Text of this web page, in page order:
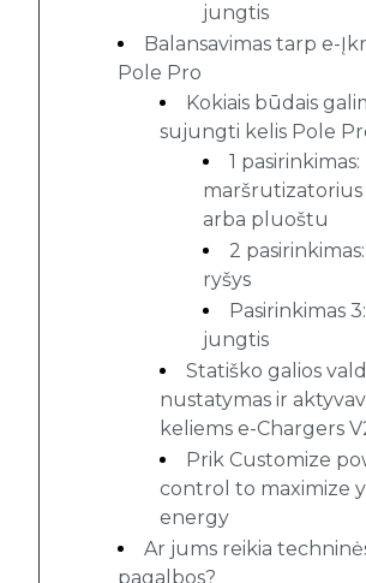
jungtis
Balansavimas tarp e-
Pole Pro
Kokiais būdais
sujungti kelis Pole
1
maršrutizatorius
arba pluoštu
2
ryšys
Pasirinkimas
jungtis
Statiško galios
nustatymas ir
keliems e-Chargers
Prik Customize
control to maximize
energy
Ar jums reikia
pagalbos?